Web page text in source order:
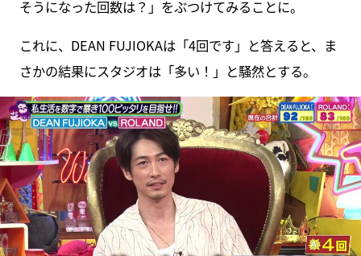
そうになった回数は？」をぶつけてみることに。
これに、DEAN FUJIOKAは「4回です」と答えると、ま
さかの結果にスタジオは「多い！」と騒然とする。